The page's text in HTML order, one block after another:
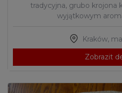
tradycyjna, grubo krojona
wyjątkowym
Kraków,
Zobrazit